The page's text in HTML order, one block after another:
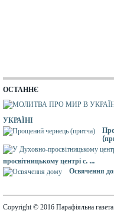
ОСТАННЄ
УКРАЇНІ
просвітницькому центрі с. ...
Освячення
Copyright © 2016 Парафіяльна